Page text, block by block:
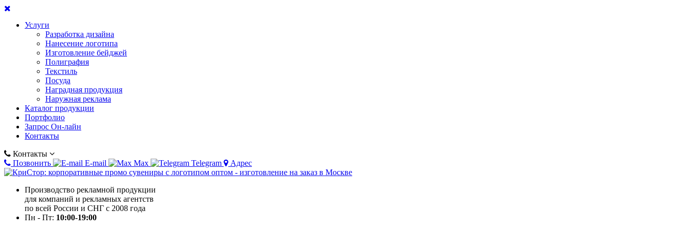
Услуги
Разработка дизайна
Нанесение логотипа
Изготовление бейджей
Полиграфия
Текстиль
Посуда
Наградная продукция
Наружная реклама
Каталог продукции
Портфолио
Запрос Он-лайн
Контакты
Контакты
Позвонить
E-mail Max Telegram Адрес
Производство рекламной продукции
для компаний и рекламных агентств
по всей России и СНГ с 2008 года
Пн - Пт: 10:00-19:00